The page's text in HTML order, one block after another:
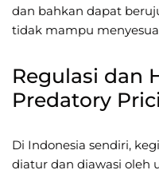
dan bahkan dapat
tidak mampu
Regulasi dan
Predatory
Di Indonesia sendiri,
diatur dan diawasi oleh